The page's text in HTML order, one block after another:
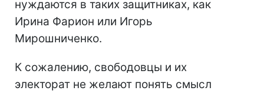
нуждаются в таких защитниках, как
Ирина Фарион или Игорь
Мирошниченко.
К сожалению, свободовцы и их
электорат не желают понять смысл